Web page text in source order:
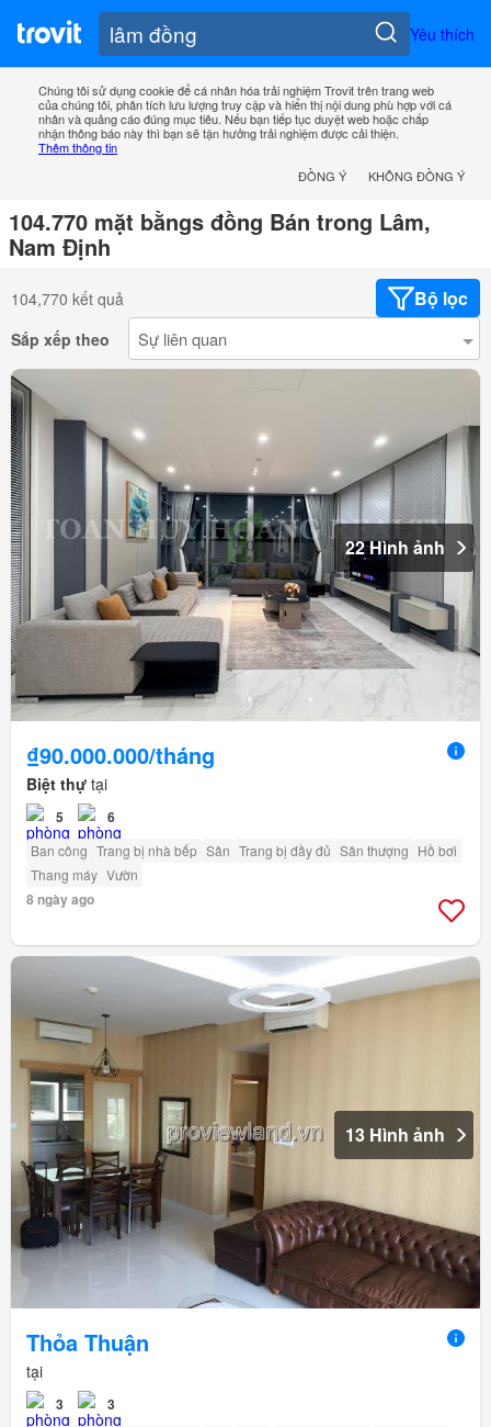
Yêu thích
Chúng tôi sử dụng cookie để cá nhân hóa trải nghiệm Trovit trên trang web
của chúng tôi, phân tích lưu lượng truy cập và hiển thị nội dung phù hợp với cá
nhân và quảng cáo đúng mục tiêu. Nếu bạn tiếp tục duyệt web hoặc chấp
nhận thông báo này thì bạn sẽ tận hưởng trải nghiệm được cải thiện.
Thêm thông tin
ĐỒNG Ý
KHÔNG ĐỒNG Ý
104.770 mặt bằngs đồng Bán trong Lâm,
Nam Định
104,770 kết quả Bộ lọc
Sắp xếp theo
22 Hình ảnh
₫90.000.000/tháng
Biệt thự tại
5 6
Ban công Trang bị nhà bếp Sân Trang bị đầy đủ Sân thượng Hồ bơi
Thang máy Vườn
8 ngày ago
13 Hình ảnh
Thỏa Thuận
tại
3 3